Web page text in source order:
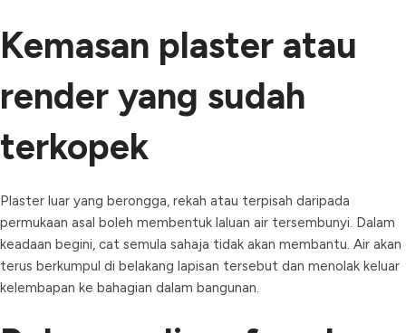
Kemasan plaster atau
render yang sudah
terkopek
Plaster luar yang berongga, rekah atau terpisah daripada
permukaan asal boleh membentuk laluan air tersembunyi. Dalam
keadaan begini, cat semula sahaja tidak akan membantu. Air akan
terus berkumpul di belakang lapisan tersebut dan menolak keluar
kelembapan ke bahagian dalam bangunan.